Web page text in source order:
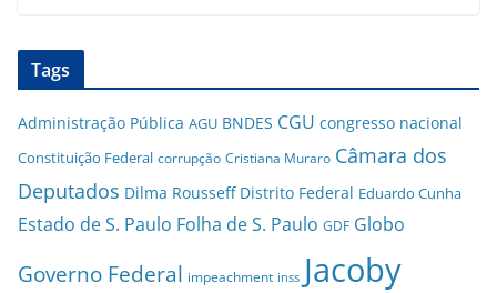
Tags
Administração Pública AGU BNDES CGU congresso nacional
Constituição Federal corrupção Cristiana Muraro Câmara dos
Deputados Dilma Rousseff Distrito Federal Eduardo Cunha
Estado de S. Paulo Folha de S. Paulo GDF Globo
Governo Federal impeachment inss Jacoby